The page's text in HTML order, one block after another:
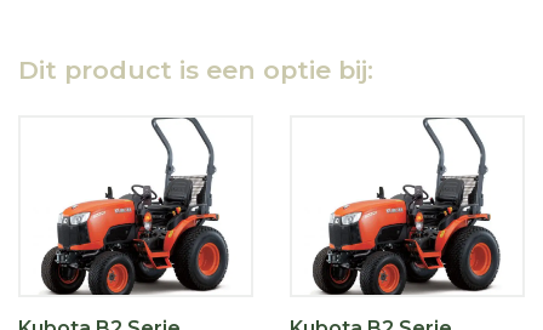
Dit product is een optie bij: